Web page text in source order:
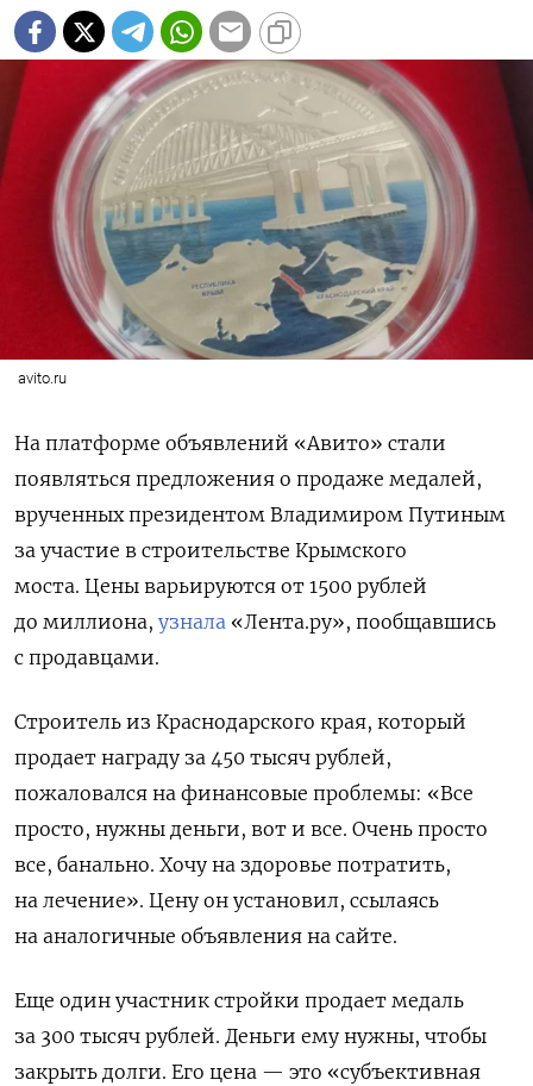
avito.ru
На платформе объявлений «Авито» стали
появляться предложения о продаже медалей,
врученных президентом Владимиром Путиным
за участие в строительстве Крымского
моста. Цены варьируются от 1500 рублей
до миллиона, узнала «Лента.ру», пообщавшись
с продавцами.
Строитель из Краснодарского края, который
продает награду за 450 тысяч рублей,
пожаловался на финансовые проблемы: «Все
просто, нужны деньги, вот и все. Очень просто
все, банально. Хочу на здоровье потратить,
на лечение». Цену он установил, ссылаясь
на аналогичные объявления на сайте.
Еще один участник стройки продает медаль
за 300 тысяч рублей. Деньги ему нужны, чтобы
закрыть долги. Его цена — это «субъективная